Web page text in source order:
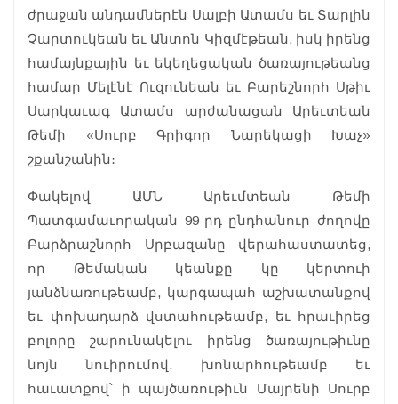
ժրաջան անդամներէն Սալբի Ատամս եւ Տարլին
Չարտուկեան եւ Անտոն Կիզմէթեան, իսկ իրենց
համայնքային եւ եկեղեցական ծառայութեանց
համար Մելէնէ Ուզունեան եւ Բարեշնորհ Սթիւ
Սարկաւագ Ատամս արժանացան Արեւտեան
Թեմի «Սուրբ Գրիգոր Նարեկացի Խաչ»
շքանշանին։
Փակելով ԱՄՆ Արեւմտեան Թեմի
Պատգամաւորական 99-րդ ընդհանուր ժողովը
Բարձրաշնորհ Սրբազանը վերահաստատեց,
որ Թեմական կեանքը կը կերտուի
յանձնառութեամբ, կարգապահ աշխատանքով
եւ փոխադարձ վստահութեամբ, եւ հրաւիրեց
բոլորը շարունակելու իրենց ծառայութիւնը
նոյն նուիրումով, խոնարհութեամբ եւ
հաւատքով՝ ի պայծառութիւն Մայրենի Սուրբ